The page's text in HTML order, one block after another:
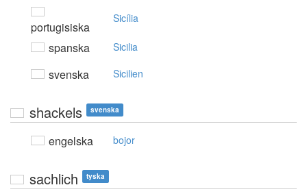
portugisiska
Sicília
spanska Sicilia
svenska Sicilien
shackels svenska
engelska bojor
sachlich tyska